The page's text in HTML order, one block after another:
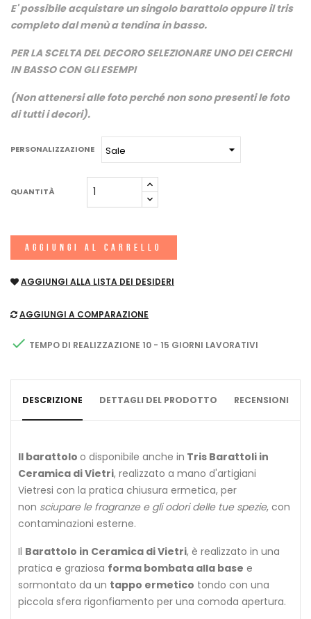
E' possibile acquistare un singolo barattolo oppure il tris
completo dal menù a tendina in basso.
PER LA SCELTA DEL DECORO SELEZIONARE UNO DEI CERCHI
IN BASSO CON GLI ESEMPI
(Non attenersi alle foto perché non sono presenti le foto
di tutti i decori).
PERSONALIZZAZIONE
QUANTITÀ
AGGIUNGI AL CARRELLO
AGGIUNGI ALLA LISTA DEI DESIDERI
AGGIUNGI A COMPARAZIONE
 TEMPO DI REALIZZAZIONE 10 - 15 GIORNI LAVORATIVI
DESCRIZIONE DETTAGLI DEL PRODOTTO RECENSIONI
Il barattolo o disponibile anche in Tris Barattoli in
Ceramica di Vietri, realizzato a mano d'artigiani
Vietresi con la pratica chiusura ermetica, per
non sciupare le fragranze e gli odori delle tue spezie, con
contaminazioni esterne.
Il Barattolo in Ceramica di Vietri, è realizzato in una
pratica e graziosa forma bombata alla base e
sormontato da un tappo ermetico tondo con una
piccola sfera rigonfiamento per una comoda apertura.